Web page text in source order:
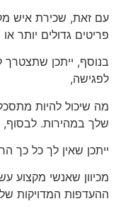
עם זאת, שכירת איש
פריטים גדולים יותר
בנוסף, ייתכן שתצטרך
לפגישה,
מה שיכול להיות
שלך במהירות. לבסוף,
ייתכן שאין לך כל כך
מכיוון שאנשי מקצוע
ההעדפות המדויקות